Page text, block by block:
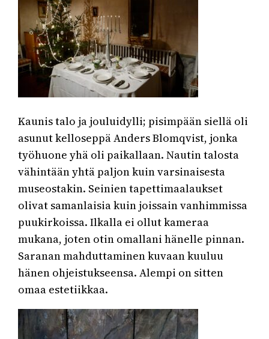
Kaunis talo ja jouluidylli; pisimpään siellä oli
asunut kelloseppä Anders Blomqvist, jonka
työhuone yhä oli paikallaan. Nautin talosta
vähintään yhtä paljon kuin varsinaisesta
museostakin. Seinien tapettimaalaukset
olivat samanlaisia kuin joissain vanhimmissa
puukirkoissa. Ilkalla ei ollut kameraa
mukana, joten otin omallani hänelle pinnan.
Saranan mahduttaminen kuvaan kuuluu
hänen ohjeistukseensa. Alempi on sitten
omaa estetiikkaa.